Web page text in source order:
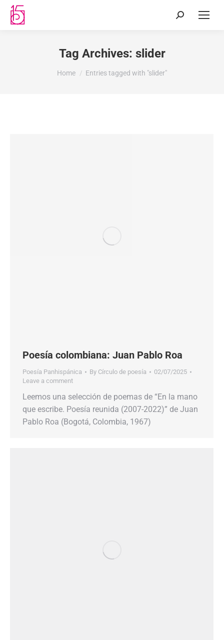
Tag Archives: slider
You are here:
Home Entries tagged with "slider"
Poesía colombiana: Juan Pablo Roa
Poesía Panhispánica By Círculo de poesía
02/07/2025
Leave a comment
Leemos una selección de poemas de “En la mano
que escribe. Poesía reunida (2007-2022)” de Juan
Pablo Roa (Bogotá, Colombia, 1967)